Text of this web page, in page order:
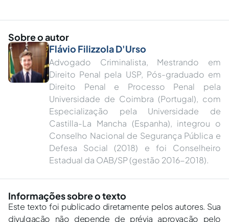
Sobre o autor
Flávio Filizzola D'Urso
Advogado Criminalista, Mestrando em
Direito Penal pela USP, Pós-graduado em
Direito Penal e Processo Penal pela
Universidade de Coimbra (Portugal), com
Especialização pela Universidade de
Castilla-La Mancha (Espanha), integrou o
Conselho Nacional de Segurança Pública e
Defesa Social (2018) e foi Conselheiro
Estadual da OAB/SP (gestão 2016-2018).
Informações sobre o texto
Este texto foi publicado diretamente pelos autores. Sua
divulgação não depende de prévia aprovação pelo